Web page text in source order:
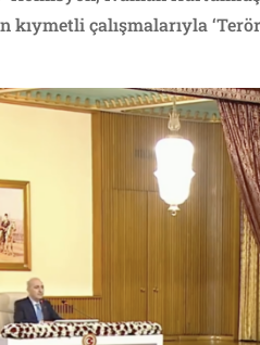
çalışmalarıyla